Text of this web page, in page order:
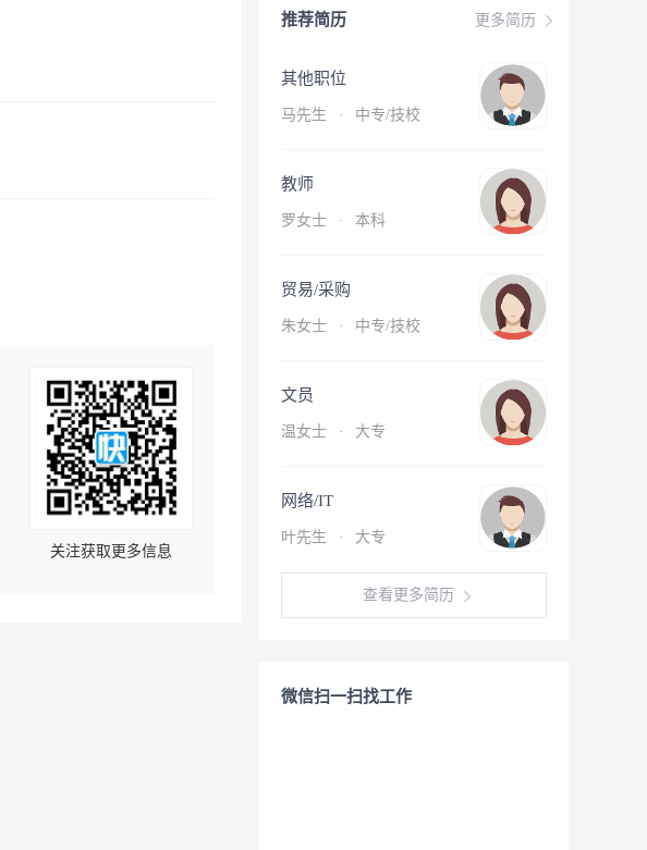
关注获取更多信息
更多简历
推荐简历
其他职位
马先生 · 中专/技校
教师
罗女士 · 本科
贸易/采购
朱女士 · 中专/技校
文员
温女士 · 大专
网络/IT
叶先生 · 大专
查看更多简历
微信扫一扫找工作